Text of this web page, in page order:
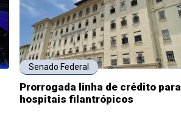
Senado Federal
Prorrogada linha de crédito para
hospitais filantrópicos